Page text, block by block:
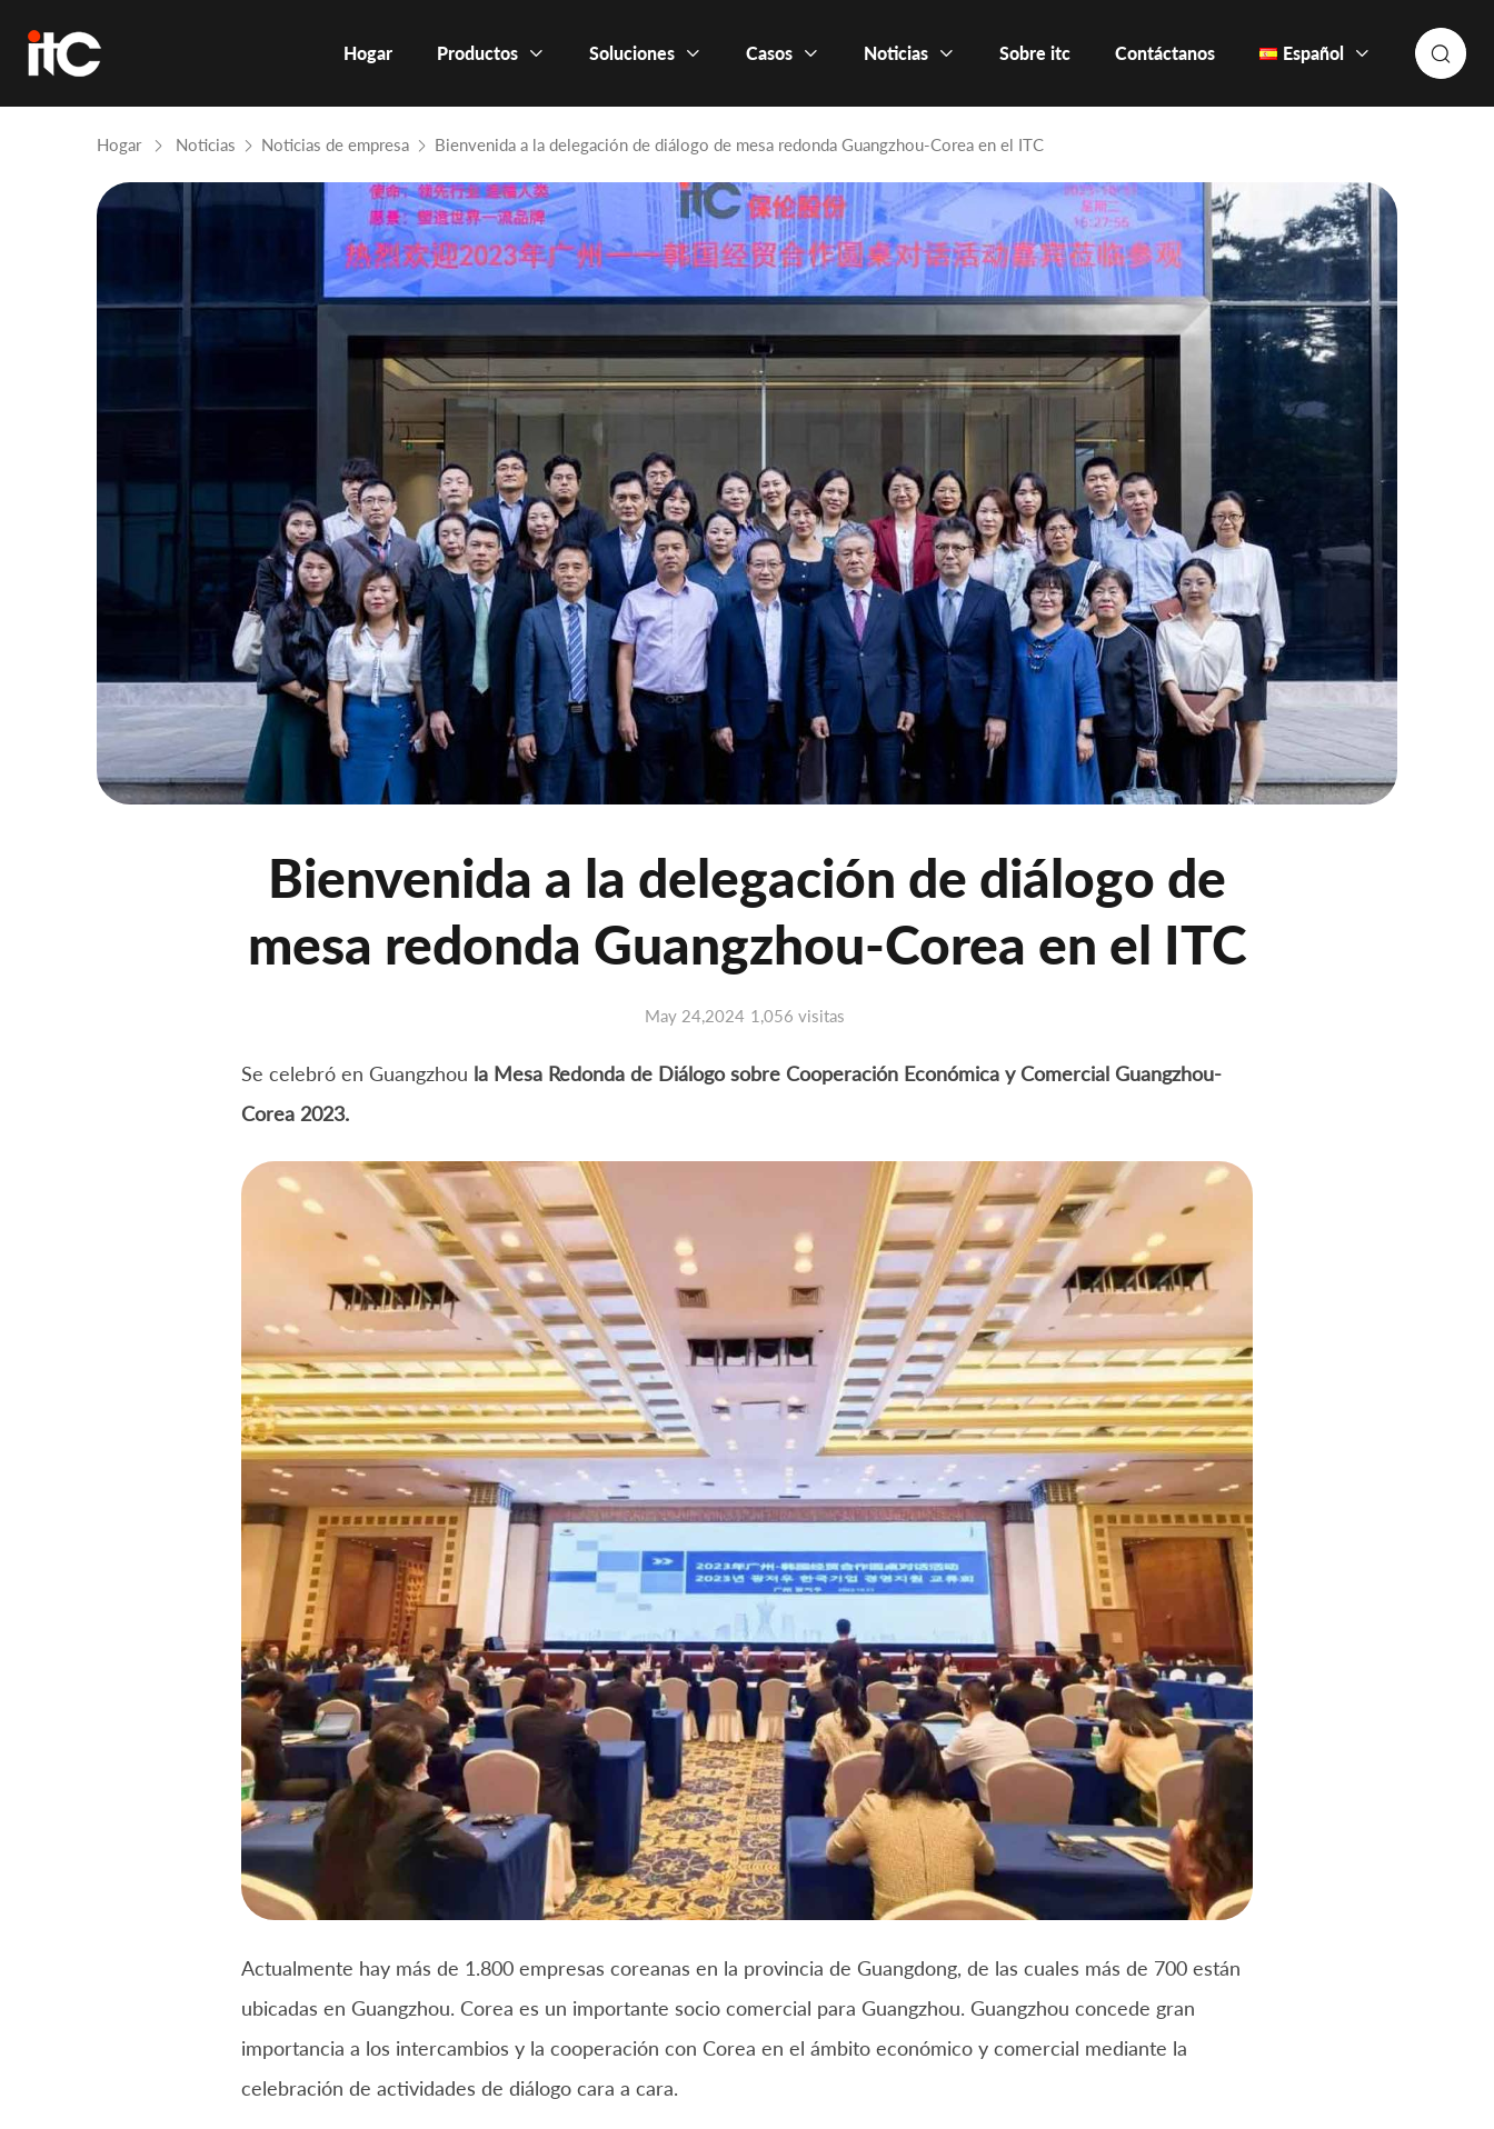
Hogar Productos Soluciones Casos Noticias Sobre itc Contáctanos Español
Hogar Noticias Noticias de empresa Bienvenida a la delegación de diálogo de mesa redonda Guangzhou-Corea en el ITC
Bienvenida a la delegación de diálogo de
mesa redonda Guangzhou-Corea en el ITC
May 24,2024 1,056 visitas
Se celebró en Guangzhou la Mesa Redonda de Diálogo sobre Cooperación Económica y Comercial Guangzhou-
Corea 2023.
Actualmente hay más de 1.800 empresas coreanas en la provincia de Guangdong, de las cuales más de 700 están
ubicadas en Guangzhou. Corea es un importante socio comercial para Guangzhou. Guangzhou concede gran
importancia a los intercambios y la cooperación con Corea en el ámbito económico y comercial mediante la
celebración de actividades de diálogo cara a cara.